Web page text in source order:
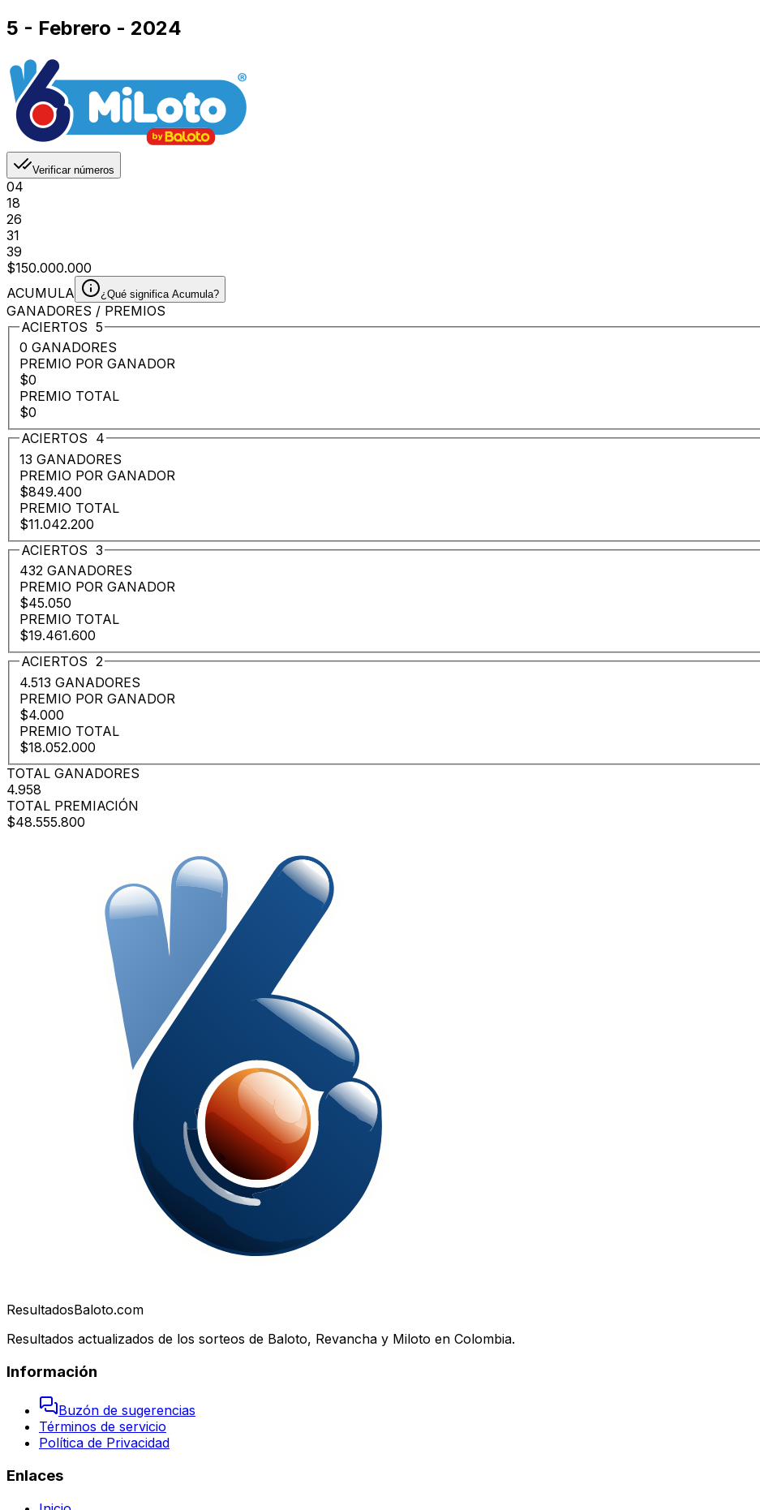
5 - Febrero - 2024
Verificar números
04
18
26
31
39
$150.000.000
ACUMULA
¿Qué significa Acumula?
GANADORES / PREMIOS
ACIERTOS 5
0 GANADORES
PREMIO POR GANADOR
$0
PREMIO TOTAL
$0
ACIERTOS 4
13 GANADORES
PREMIO POR GANADOR
$849.400
PREMIO TOTAL
$11.042.200
ACIERTOS 3
432 GANADORES
PREMIO POR GANADOR
$45.050
PREMIO TOTAL
$19.461.600
ACIERTOS 2
4.513 GANADORES
PREMIO POR GANADOR
$4.000
PREMIO TOTAL
$18.052.000
TOTAL GANADORES
4.958
TOTAL PREMIACIÓN
$48.555.800
ResultadosBaloto.com
Resultados actualizados de los sorteos de Baloto, Revancha y Miloto en Colombia.
Información
Buzón de sugerencias
Términos de servicio
Política de Privacidad
Enlaces